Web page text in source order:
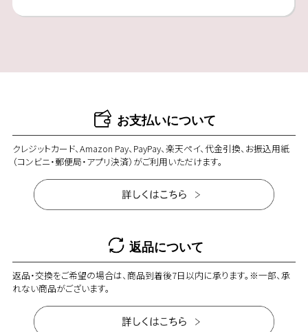
お支払いについて
クレジットカード、Amazon Pay、PayPay、楽天ペイ、代金引換、お振込用紙
（コンビニ・郵便局・アプリ決済）がご利用いただけます。
返品について
返品・交換をご希望の場合は、商品到着後7日以内に承ります。※一部、承
れない商品がございます。